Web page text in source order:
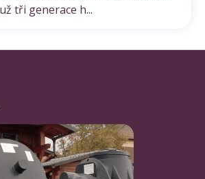
tři generace h...